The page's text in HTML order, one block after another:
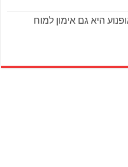
היא גם אימון למוח